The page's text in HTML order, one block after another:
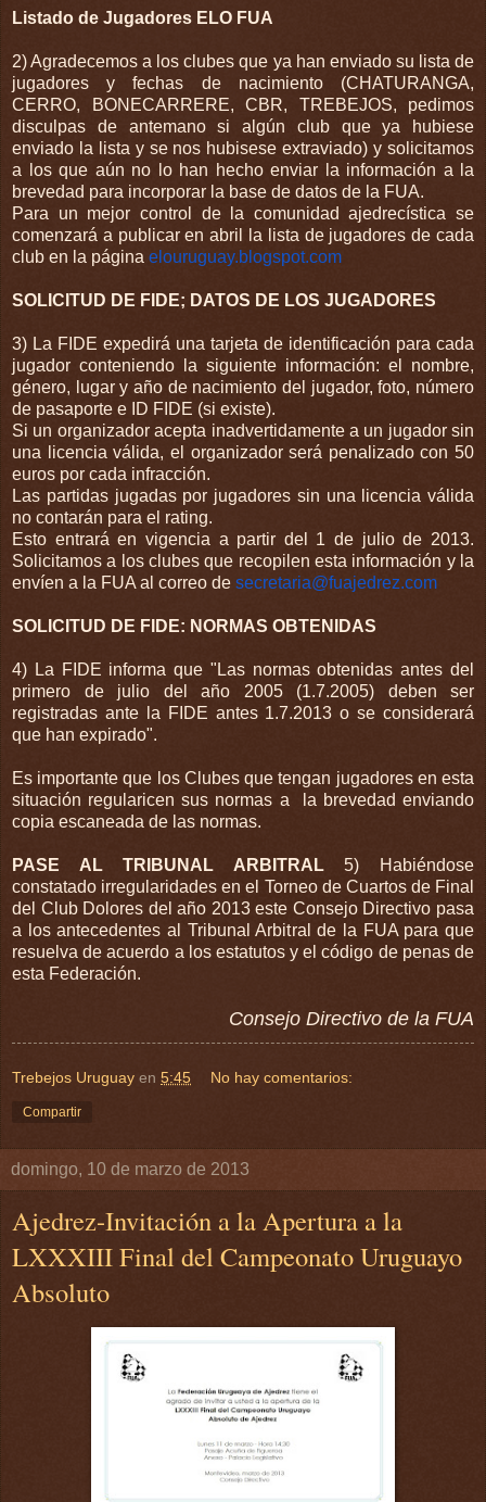
Listado de Jugadores ELO FUA
2) Agradecemos a los clubes que ya han enviado su lista de
jugadores y fechas de nacimiento (CHATURANGA,
CERRO, BONECARRERE, CBR, TREBEJOS, pedimos
disculpas de antemano si algún club que ya hubiese
enviado la lista y se nos hubisese extraviado) y solicitamos
a los que aún no lo han hecho enviar la información a la
brevedad para incorporar la base de datos de la FUA.
Para un mejor control de la comunidad ajedrecística se
comenzará a publicar en abril la lista de jugadores de cada
club en la página elouruguay.blogspot.com
SOLICITUD DE FIDE; DATOS DE LOS JUGADORES
3) La FIDE expedirá una tarjeta de identificación para cada
jugador con­teniendo la siguiente información: el nombre,
género, lugar y año de nacimiento del jugador, foto, número
de pasaporte e ID FIDE (si existe).
Si un organizador acepta inadvertidamente a un jugador sin
una licencia válida, el organizador será penalizado con 50
euros por cada infracción.
Las partidas jugadas por jugadores sin una licencia válida
no contarán para el rating.
Esto entrará en vigencia a partir del 1 de julio de 2013.
Solicitamos a los clubes que recopilen esta información y la
envíen a la FUA al correo de secretaria@fuajedrez.com
SOLICITUD DE FIDE: NORMAS OBTENIDAS
4) La FIDE informa que "Las normas obte­nidas antes del
primero de julio del año 2005 (1.7.2005) deben ser
registradas ante la FIDE antes 1.7.2013 o se considerará
que han expirado".
Es importante que los Clubes que tengan jugadores en esta
situación regularicen sus normas a la brevedad enviando
copia escaneada de las normas.
PASE AL TRIBUNAL ARBITRAL5) Habiéndose
constatado irregularidades en el Torneo de Cuartos de Final
del Club Dolores del año 2013 este Consejo Directivo pasa
a los antecedentes al Tribunal Arbitral de la FUA para que
resuelva de acuerdo a los estatutos y el código de penas de
esta Federación.
Consejo Directivo de la FUA
Trebejos Uruguay en 5:45 No hay comentarios:
Compartir
domingo, 10 de marzo de 2013
Ajedrez-Invitación a la Apertura a la
LXXXIII Final del Campeonato Uruguayo
Absoluto